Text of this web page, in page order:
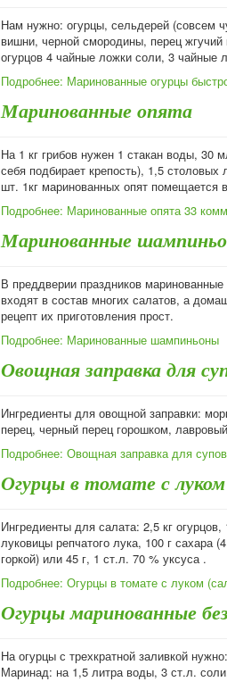
Нам нужно: огурцы, сельдерей (совсем
вишни, черной смородины, перец
огурцов 4 чайные ложки соли, 3 чайные
Подробнее: Маринованные огурцы
Маринованные опята
На 1 кг грибов нужен 1 стакан воды, 30
себя подбирает крепость), 1,5
шт. 1кг маринованных опят помещается
Подробнее: Маринованные опята 33
Маринованные
В преддверии праздников
входят в состав многих салатов, а
рецепт их приготовления прост.
Подробнее: Маринованные шампиньоны
Овощная заправка для
Ингредиенты для овощной заправки:
перец, черный перец горошком,
Подробнее: Овощная заправка для
Огурцы в томате с
Ингредиенты для салата: 2,5 кг
луковицы репчатого лука, 100 г сахара
горкой) или 45 г, 1 ст.л. 70 % уксуса .
Подробнее: Огурцы в томате с луком
Огурцы маринованные
На огурцы с трехкратной заливкой
Маринад: на 1,5 литра воды, 3 ст.л.